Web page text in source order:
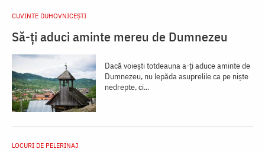
CUVINTE DUHOVNICEȘTI
Să-ți aduci aminte mereu de Dumnezeu
Dacă voiești totdeauna a-ți aduce aminte de
Dumnezeu, nu lepăda asuprelile ca pe niște
nedrepte, ci...
LOCURI DE PELERINAJ